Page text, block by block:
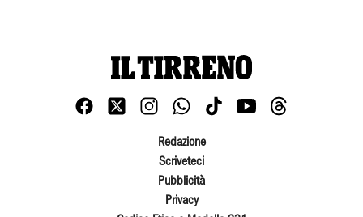
Redazione
Scriveteci
Pubblicità
Privacy